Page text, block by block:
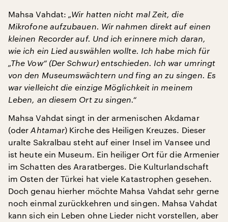
Mahsa Vahdat: „Wir hatten nicht mal Zeit, die
Mikrofone aufzubauen. Wir nahmen direkt auf einen
kleinen Recorder auf. Und ich erinnere mich daran,
wie ich ein Lied auswählen wollte. Ich habe mich für
„The Vow“ (Der Schwur) entschieden. Ich war umringt
von den Museumswächtern und fing an zu singen. Es
war vielleicht die einzige Möglichkeit in meinem
Leben, an diesem Ort zu singen.“
Mahsa Vahdat singt in der armenischen Akdamar
(oderAhtamar) Kirche des Heiligen Kreuzes. Dieser
uralte Sakralbau steht auf einer Insel im Vansee und
ist heute ein Museum. Ein heiliger Ort für die Armenier
im Schatten des Araratberges. Die Kulturlandschaft
im Osten der Türkei hat viele Katastrophen gesehen.
Doch genau hierher möchte Mahsa Vahdat sehr gerne
noch einmal zurückkehren und singen. Mahsa Vahdat
kann sich ein Leben ohne Lieder nicht vorstellen, aber